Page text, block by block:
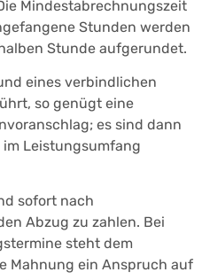
Mindestabrechnungszeit
Stunden werden
Stunde aufgerundet.
eines verbindlichen
so genügt eine
es sind dann
Leistungsumfang
sofort nach
Abzug zu zahlen. Bei
steht dem
Mahnung ein Anspruch auf